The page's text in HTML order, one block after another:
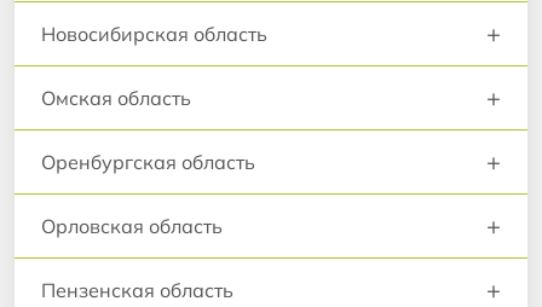
Новосибирская область +
Омская область +
Оренбургская область +
Орловская область +
Пензенская область +